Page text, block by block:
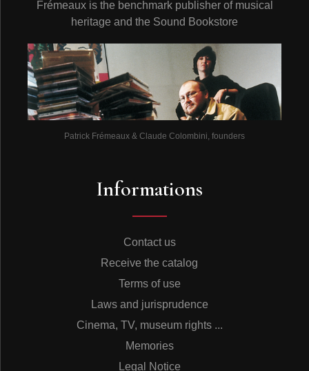
Frémeaux is the benchmark publisher of musical
heritage and the Sound Bookstore
Patrick Frémeaux & Claude Colombini, founders
Informations
Contact us
Receive the catalog
Terms of use
Laws and jurisprudence
Cinema, TV, museum rights ...
Memories
Legal Notice